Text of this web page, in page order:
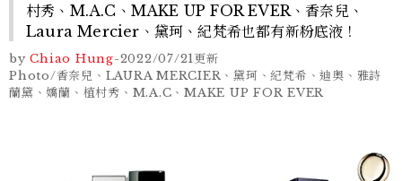
村秀、M.A.C、MAKE UP FOR EVER、香奈兒、
Laura Mercier、黛珂、紀梵希也都有新粉底液！
by Chiao Hung-2022/07/21更新
Photo/香奈兒、LAURA MERCIER、黛珂、紀梵希、迪奧、雅詩
蘭黛、嬌蘭、植村秀、M.A.C、MAKE UP FOR EVER